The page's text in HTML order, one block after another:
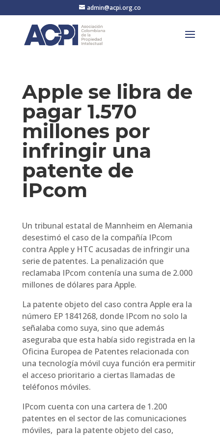
admin@acpi.org.co
Apple se libra de
pagar 1.570
millones por
infringir una
patente de
IPcom
Un tribunal estatal de Mannheim en Alemania
desestimó el caso de la compañía IPcom
contra Apple y HTC acusadas de infringir una
serie de patentes. La penalización que
reclamaba IPcom contenía una suma de 2.000
millones de dólares para Apple.
La patente objeto del caso contra Apple era la
número EP 1841268, donde IPcom no solo la
señalaba como suya, sino que además
aseguraba que esta había sido registrada en la
Oficina Europea de Patentes relacionada con
una tecnología móvil cuya función era permitir
el acceso prioritario a ciertas llamadas de
teléfonos móviles.
IPcom cuenta con una cartera de 1.200
patentes en el sector de las comunicaciones
móviles, para la patente objeto del caso,